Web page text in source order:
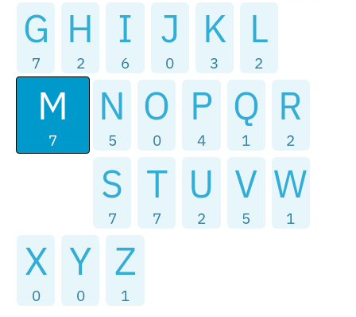
G
7
H
2
I
6
J
0
K
3
L
2
M
7
N
5
O
0
P
4
Q
1
R
2
S
7
T
7
U
2
V
5
W
1
X
0
Y
0
Z
1